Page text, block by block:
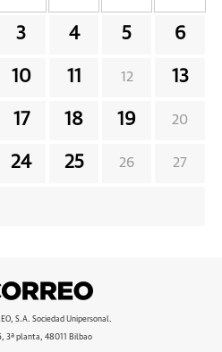
3 4 5 6
10 11 12 13
17 18 19 20
24 25 26 27
S.A. Sociedad Unipersonal.
3ª planta, 48011 Bilbao